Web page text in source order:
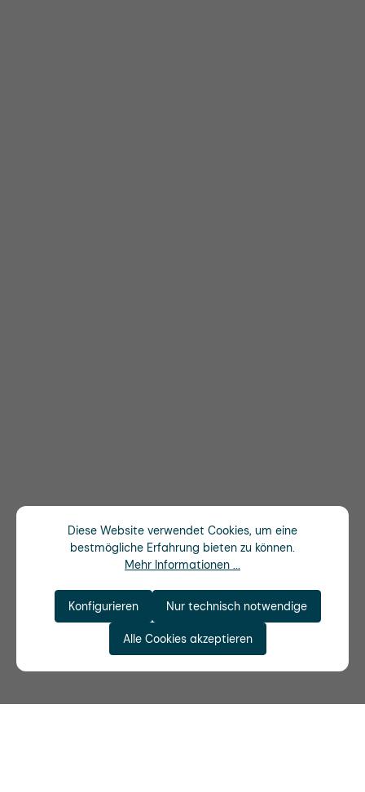
Diese Website verwendet Cookies, um eine
bestmögliche Erfahrung bieten zu können.
Mehr Informationen ...
Nur technisch notwendige
Konfigurieren
Alle Cookies akzeptieren